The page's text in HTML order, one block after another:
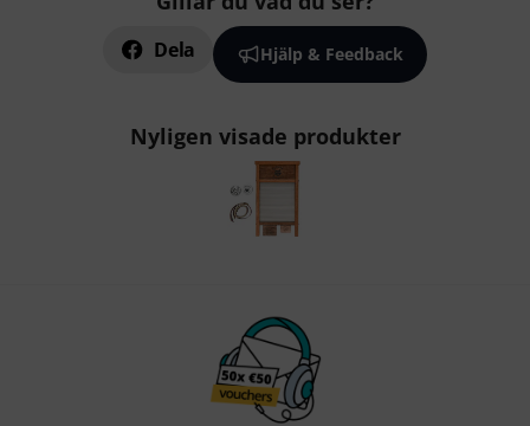
Dela Hjälp & Feedback
Nyligen visade produkter